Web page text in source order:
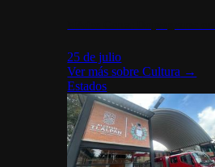
25 de julio
Ver más sobreCultura →
Estados